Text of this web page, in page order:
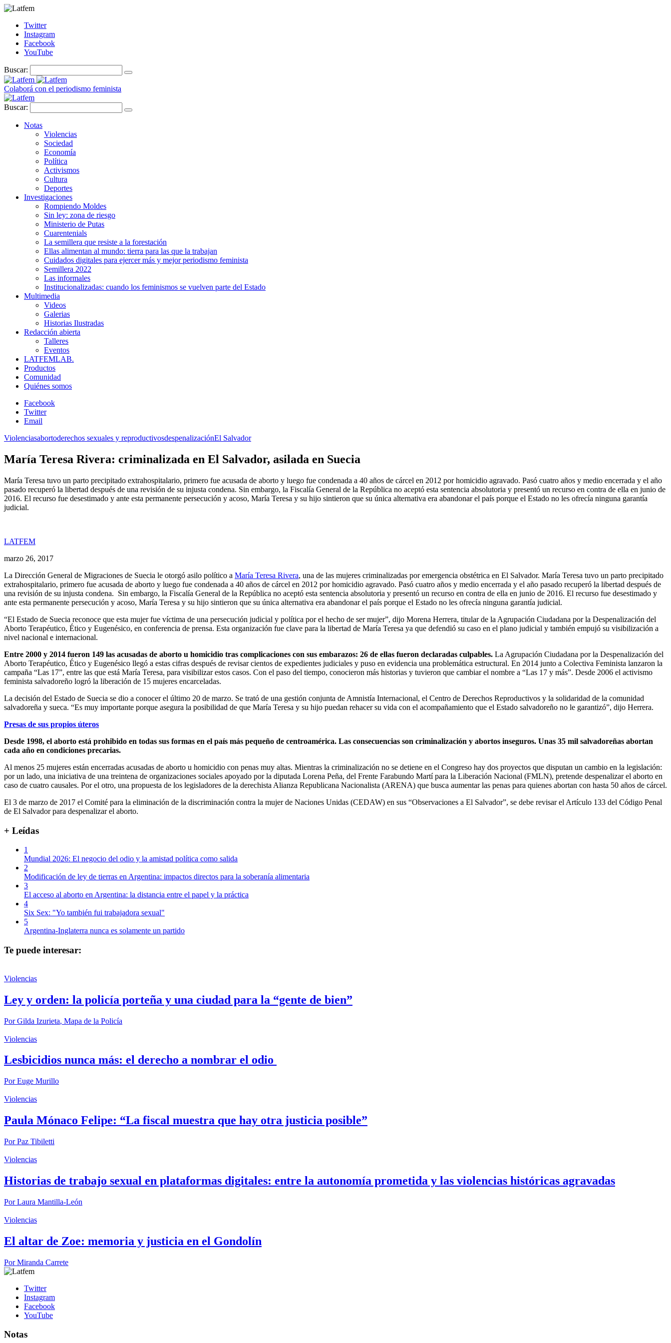
Twitter
Instagram
Facebook
YouTube
Buscar:
Colaborá con el periodismo feminista
Buscar:
Notas
Violencias
Sociedad
Economía
Política
Activismos
Cultura
Deportes
Investigaciones
Rompiendo Moldes
Sin ley: zona de riesgo
Ministerio de Putas
Cuarentenials
La semillera que resiste a la forestación
Ellas alimentan al mundo: tierra para las que la trabajan
Cuidados digitales para ejercer más y mejor periodismo feminista
Semillera 2022
Las informales
Institucionalizadas: cuando los feminismos se vuelven parte del Estado
Multimedia
Videos
Galerias
Historias Ilustradas
Redacción abierta
Talleres
Eventos
LATFEMLAB.
Productos
Comunidad
Quiénes somos
Facebook
Twitter
Email
Violenciasabortoderechos sexuales y reproductivosdespenalizaciónEl Salvador
María Teresa Rivera: criminalizada en El Salvador, asilada en Suecia
María Teresa tuvo un parto precipitado extrahospitalario, primero fue acusada de aborto y luego fue condenada a 40 años de cárcel en 2012 por homicidio agravado. Pasó cuatro años y medio encerrada y el año
pasado recuperó la libertad después de una revisión de su injusta condena. Sin embargo, la Fiscalía General de la República no aceptó esta sentencia absolutoria y presentó un recurso en contra de ella en junio de
2016. El recurso fue desestimado y ante esta permanente persecución y acoso, María Teresa y su hijo sintieron que su única alternativa era abandonar el país porque el Estado no les ofrecía ninguna garantía
judicial.
LATFEM
marzo 26, 2017
La Dirección General de Migraciones de Suecia le otorgó asilo político a María Teresa Rivera, una de las mujeres criminalizadas por emergencia obstétrica en El Salvador. María Teresa tuvo un parto precipitado
extrahospitalario, primero fue acusada de aborto y luego fue condenada a 40 años de cárcel en 2012 por homicidio agravado. Pasó cuatro años y medio encerrada y el año pasado recuperó la libertad después de
una revisión de su injusta condena. Sin embargo, la Fiscalía General de la República no aceptó esta sentencia absolutoria y presentó un recurso en contra de ella en junio de 2016. El recurso fue desestimado y
ante esta permanente persecución y acoso, María Teresa y su hijo sintieron que su única alternativa era abandonar el país porque el Estado no les ofrecía ninguna garantía judicial.
“El Estado de Suecia reconoce que esta mujer fue víctima de una persecución judicial y política por el hecho de ser mujer”, dijo Morena Herrera, titular de la Agrupación Ciudadana por la Despenalización del
Aborto Terapéutico, Ético y Eugenésico, en conferencia de prensa. Esta organización fue clave para la libertad de María Teresa ya que defendió su caso en el plano judicial y también empujó su visibilización a
nivel nacional e internacional.
Entre 2000 y 2014 fueron 149 las acusadas de aborto u homicidio tras complicaciones con sus embarazos: 26 de ellas fueron declaradas culpables. La Agrupación Ciudadana por la Despenalización del
Aborto Terapéutico, Ético y Eugenésico llegó a estas cifras después de revisar cientos de expedientes judiciales y puso en evidencia una problemática estructural. En 2014 junto a Colectiva Feminista lanzaron la
campaña “Las 17”, entre las que está María Teresa, para visibilizar estos casos. Con el paso del tiempo, conocieron más historias y tuvieron que cambiar el nombre a “Las 17 y más”. Desde 2006 el activismo
feminista salvadoreño logró la liberación de 15 mujeres encarceladas.
La decisión del Estado de Suecia se dio a conocer el último 20 de marzo. Se trató de una gestión conjunta de Amnistía Internacional, el Centro de Derechos Reproductivos y la solidaridad de la comunidad
salvadoreña y sueca. “Es muy importante porque asegura la posibilidad de que María Teresa y su hijo puedan rehacer su vida con el acompañamiento que el Estado salvadoreño no le garantizó”, dijo Herrera.
Presas de sus propios úteros
Desde 1998, el aborto está prohibido en todas sus formas en el país más pequeño de centroamérica. Las consecuencias son criminalización y abortos inseguros. Unas 35 mil salvadoreñas abortan
cada año en condiciones precarias.
Al menos 25 mujeres están encerradas acusadas de aborto u homicidio con penas muy altas. Mientras la criminalización no se detiene en el Congreso hay dos proyectos que disputan un cambio en la legislación:
por un lado, una iniciativa de una treintena de organizaciones sociales apoyado por la diputada Lorena Peña, del Frente Farabundo Martí para la Liberación Nacional (FMLN), pretende despenalizar el aborto en
caso de cuatro causales. Por el otro, una propuesta de los legisladores de la derechista Alianza Republicana Nacionalista (ARENA) que busca aumentar las penas para quienes abortan con hasta 50 años de cárcel.
El 3 de marzo de 2017 el Comité para la eliminación de la discriminación contra la mujer de Naciones Unidas (CEDAW) en sus “Observaciones a El Salvador”, se debe revisar el Artículo 133 del Código Penal
de El Salvador para despenalizar el aborto.
+ Leídas
1
Mundial 2026: El negocio del odio y la amistad política como salida
2
Modificación de ley de tierras en Argentina: impactos directos para la soberanía alimentaria
3
El acceso al aborto en Argentina: la distancia entre el papel y la práctica
4
Six Sex: "Yo también fui trabajadora sexual"
5
Argentina-Inglaterra nunca es solamente un partido
Te puede interesar:
Violencias
Ley y orden: la policía porteña y una ciudad para la “gente de bien”
PorGilda Izurieta, Mapa de la Policía
Violencias
Lesbicidios nunca más: el derecho a nombrar el odio
PorEuge Murillo
Violencias
Paula Mónaco Felipe: “La fiscal muestra que hay otra justicia posible”
PorPaz Tibiletti
Violencias
Historias de trabajo sexual en plataformas digitales: entre la autonomía prometida y las violencias históricas agravadas
PorLaura Mantilla-León
Violencias
El altar de Zoe: memoria y justicia en el Gondolín
PorMiranda Carrete
Twitter
Instagram
Facebook
YouTube
Notas